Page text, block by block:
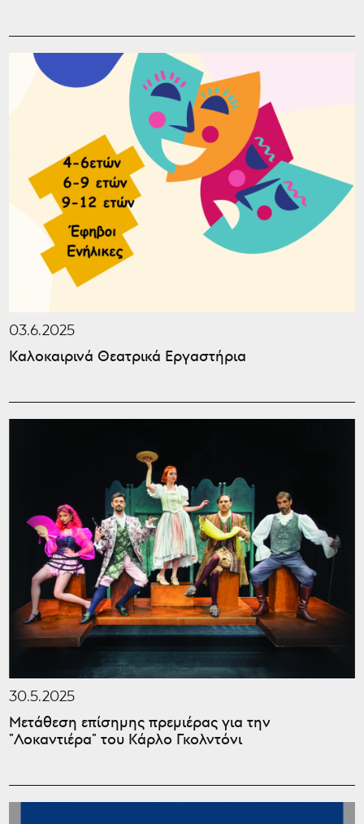
03.6.2025
Καλοκαιρινά Θεατρικά Εργαστήρια
30.5.2025
Μετάθεση επίσημης πρεμιέρας για την
"Λοκαντιέρα" του Κάρλο Γκολντόνι